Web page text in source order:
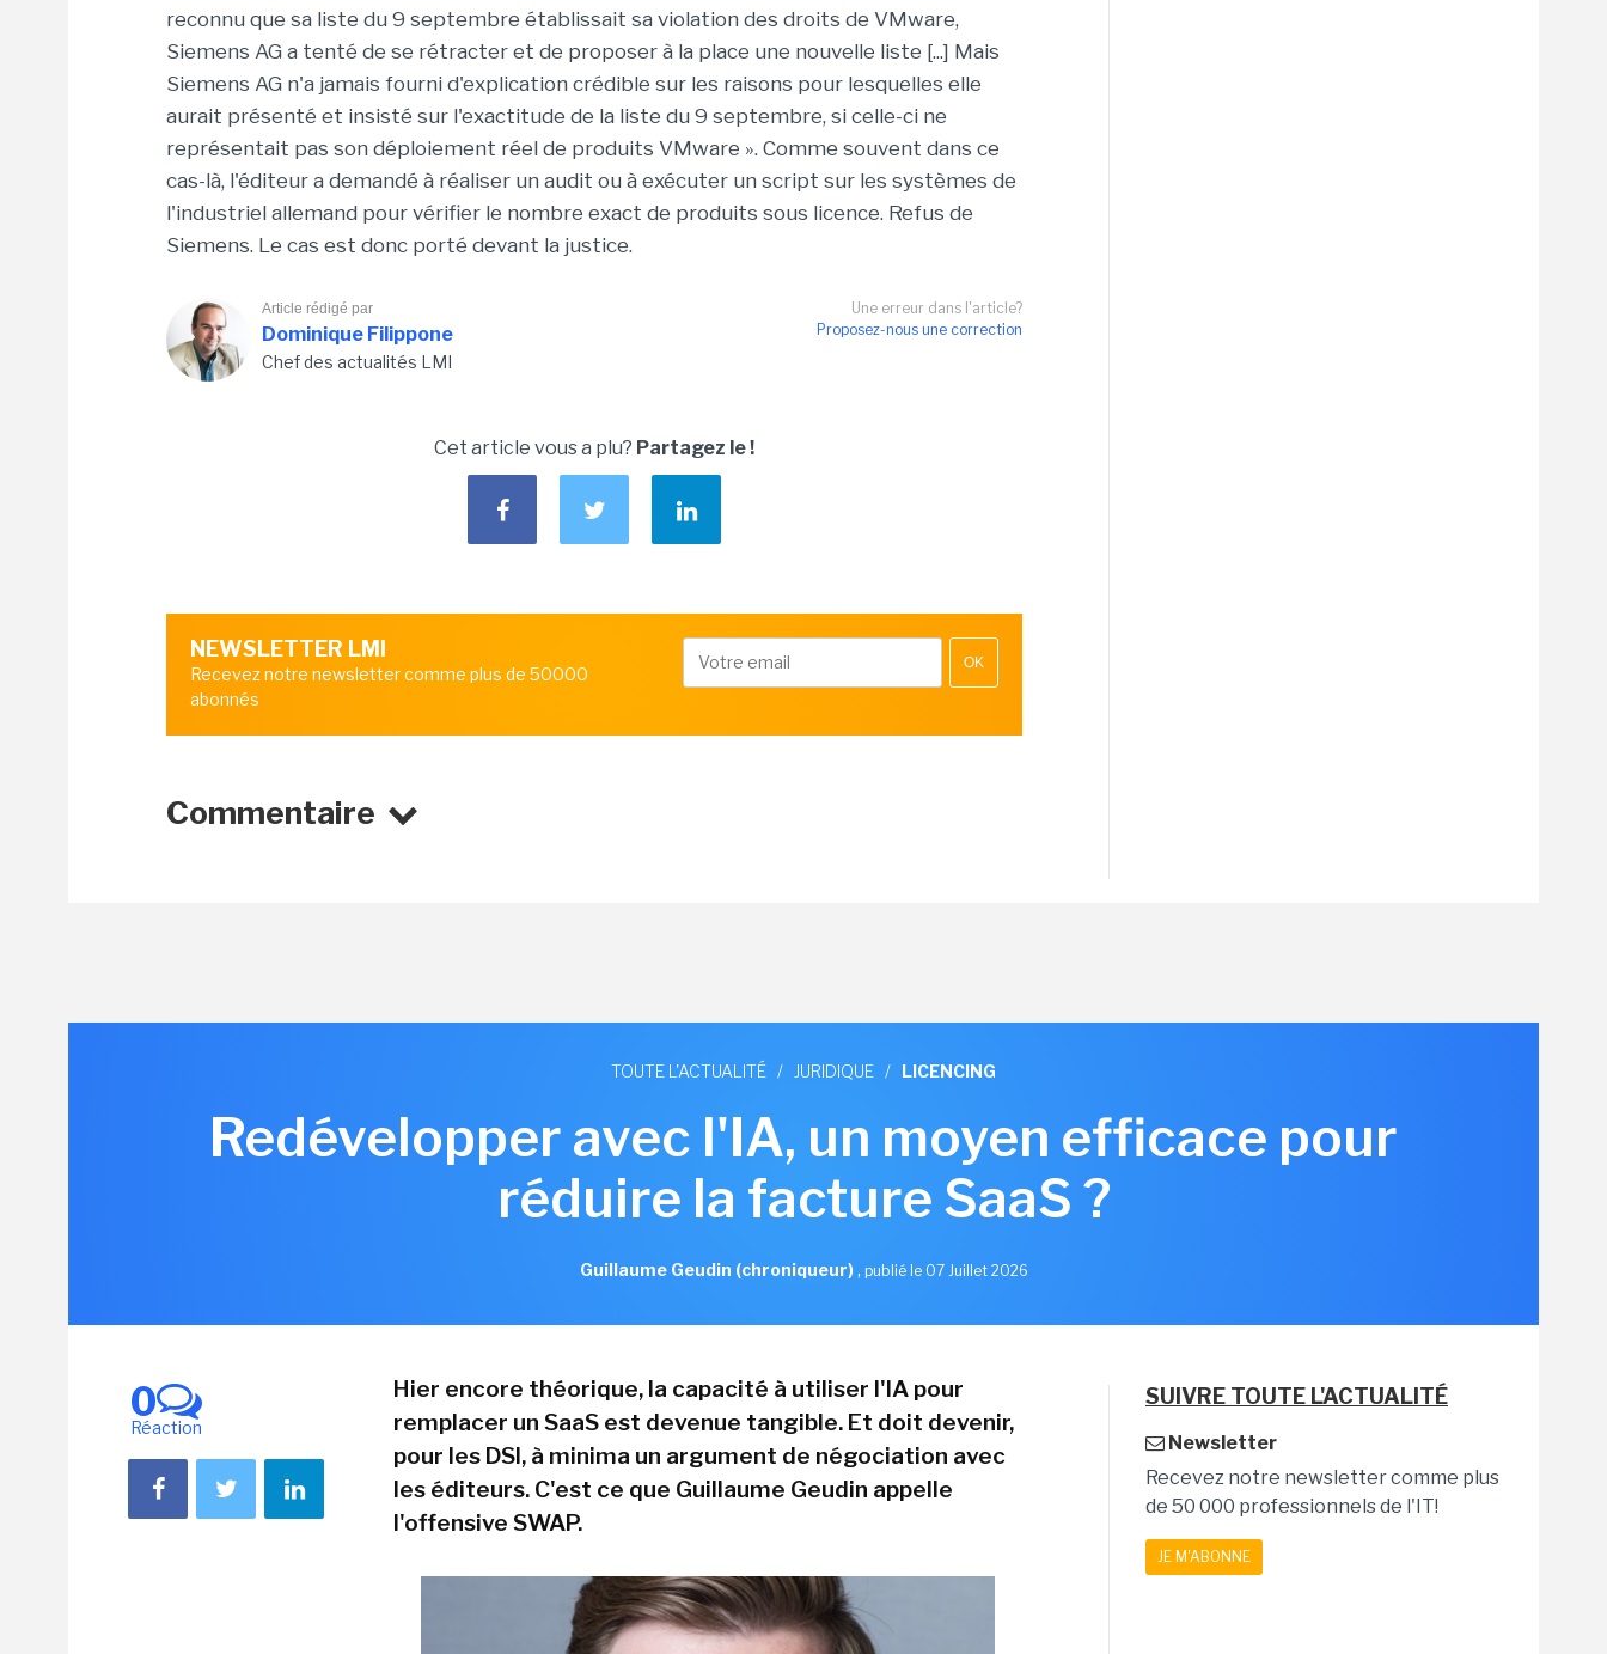
reconnu que sa liste du 9 septembre établissait sa violation des droits de VMware,
Siemens AG a tenté de se rétracter et de proposer à la place une nouvelle liste [...] Mais
Siemens AG n'a jamais fourni d'explication crédible sur les raisons pour lesquelles elle
aurait présenté et insisté sur l'exactitude de la liste du 9 septembre, si celle-ci ne
représentait pas son déploiement réel de produits VMware ». Comme souvent dans ce
cas-là, l'éditeur a demandé à réaliser un audit ou à exécuter un script sur les systèmes de
l'industriel allemand pour vérifier le nombre exact de produits sous licence. Refus de
Siemens. Le cas est donc porté devant la justice.
Une erreur dans l'article?
Proposez-nous une correction
Article rédigé par
Dominique Filippone
Chef des actualités LMI
Cet article vous a plu? Partagez le !
NEWSLETTER LMI
Recevez notre newsletter comme plus de 50000
abonnés
OK
Commentaire
TOUTE L'ACTUALITÉ / JURIDIQUE / LICENCING
Redévelopper avec l'IA, un moyen efficace pour
réduire la facture SaaS ?
Guillaume Geudin (chroniqueur), publié le 07 Juillet 2026
0
Réaction
Hier encore théorique, la capacité à utiliser l'IA pour
remplacer un SaaS est devenue tangible. Et doit devenir,
pour les DSI, à minima un argument de négociation avec
les éditeurs. C'est ce que Guillaume Geudin appelle
l'offensive SWAP.
SUIVRE TOUTE L'ACTUALITÉ
Newsletter
Recevez notre newsletter comme plus
de 50 000 professionnels de l'IT!
JE M'ABONNE